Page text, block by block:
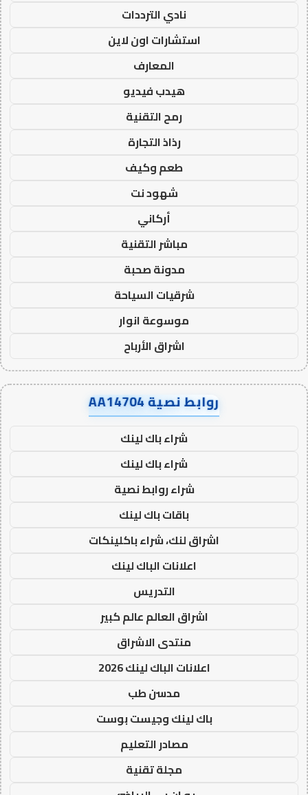
نادي الترددات
استشارات اون لاين
المعارف
هيدب فيديو
رمح التقنية
رذاذ التجارة
طعم وكيف
شهود نت
أركاني
مباشر التقنية
مدونة صحبة
شرقيات السياحة
موسوعة انوار
اشراق الأرباح
روابط نصية AA14704
شراء باك لينك
شراء باك لينك
شراء روابط نصية
باقات باك لينك
اشراق لنك، شراء باكلينكات
اعلانات الباك لينك
التدريس
اشراق العالم عالم كبير
منتدى الاشراق
اعلانات الباك لينك 2026
مدسن طب
باك لينك وجيست بوست
مصادر التعليم
مجلة تقنية